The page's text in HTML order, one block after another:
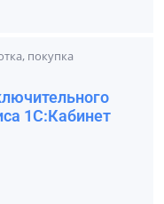
покупка
1С:Кабинет